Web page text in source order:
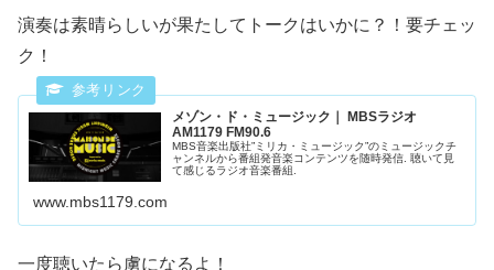
演奏は素晴らしいが果たしてトークはいかに？！要チェッ
ク！
メゾン・ド・ミュージック｜ MBSラジオ
AM1179 FM90.6
MBS音楽出版社”ミリカ・ミュージック”のミュージックチ
ャンネルから番組発音楽コンテンツを随時発信. 聴いて見
て感じるラジオ音楽番組.
www.mbs1179.com
一度聴いたら虜になるよ！